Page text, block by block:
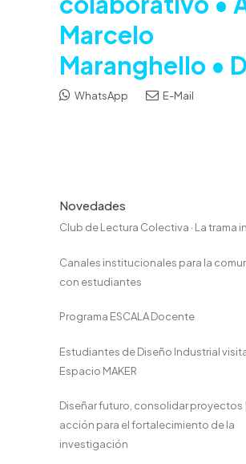
Marcelo
Maranghello •
WhatsApp E-Mail
Novedades
Club de Lectura Colectiva · La trama
Canales institucionales para la
con estudiantes
Programa ESCALA Docente
Estudiantes de Diseño Industrial
Espacio MAKER
Diseñar futuro, consolidar proyectos
acción para el fortalecimiento de la
investigación